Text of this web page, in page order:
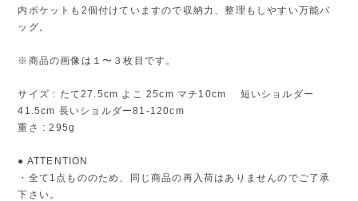
内ポケットも2個付けていますので収納力、整理もしやすい万能バ
ッグ。
※商品の画像は１〜３枚目です。
サイズ : たて27.5cm よこ 25cm マチ10cm 短いショルダー
41.5cm 長いショルダー81-120cm
重さ : 295g
● ATTENTION
・全て1点もののため、同じ商品の再入荷はありませんのでご了承
下さい。